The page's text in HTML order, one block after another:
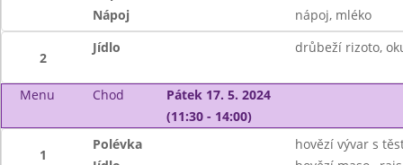
Nápoj
nápoj, mléko
2
Jídlo drůbeží rizoto,
Menu Chod
Pátek 17. 5. 2024
(11:30 - 14:00)
1
Polévka
hovězí vývar s